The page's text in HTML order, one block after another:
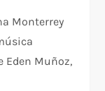
Monterrey
Eden Muñoz,